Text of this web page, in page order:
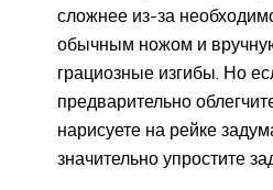
сложнее из-за
обычным ножом и
грациозные изгибы. Но
предварительно
нарисуете на рейке
значительно упростите